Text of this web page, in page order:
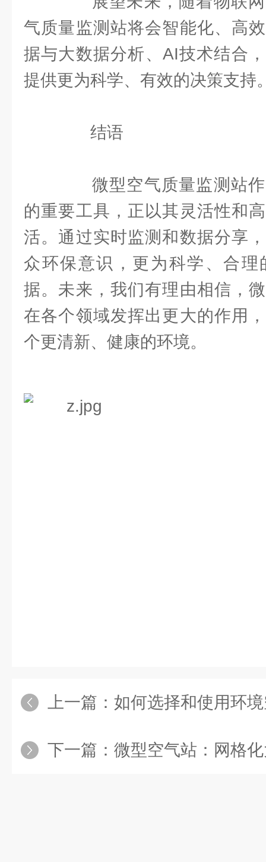
气质量监测站将会智能化、高
据与大数据分析、AI技术结合
提供更为科学、有效的决策支持
结语
微型空气质量监测站作
的重要工具，正以其灵活性和
活。通过实时监测和数据分享
众环保意识，更为科学、合理
据。未来，我们有理由相信，
在各个领域发挥出更大的作用
个更清新、健康的环境。
上一篇： 如何选择和使用环境空
下一篇： 微型空气站：网格